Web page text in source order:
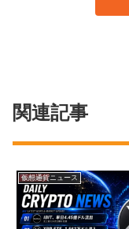
関連記事
仮想通貨ニュース